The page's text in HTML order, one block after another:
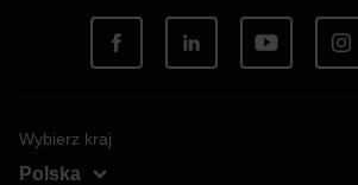
Wybierz kraj
Polska